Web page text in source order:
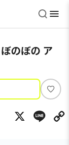
のぼの ア
い
ね
X